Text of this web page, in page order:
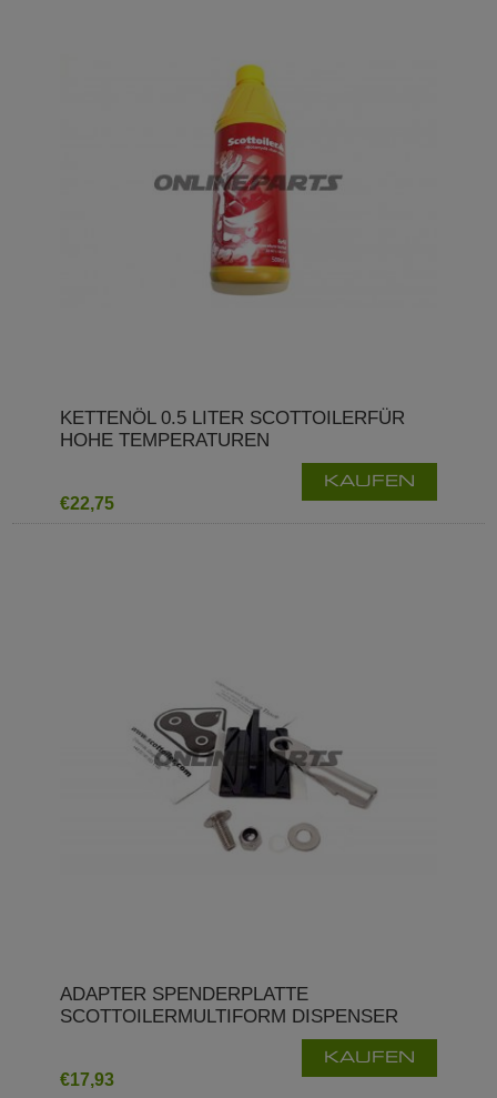
KETTENÖL 0.5 LITER SCOTTOILERFÜR
HOHE TEMPERATUREN
€22,75
KAUFEN
ADAPTER SPENDERPLATTE
SCOTTOILERMULTIFORM DISPENSER
€17,93
KAUFEN